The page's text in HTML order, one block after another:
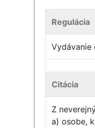
Regulácia
Vydávanie
Citácia
Z
a) osobe,